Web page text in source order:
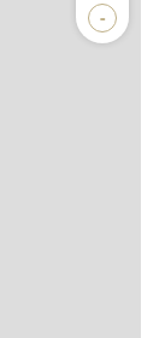
-
Biens vendus